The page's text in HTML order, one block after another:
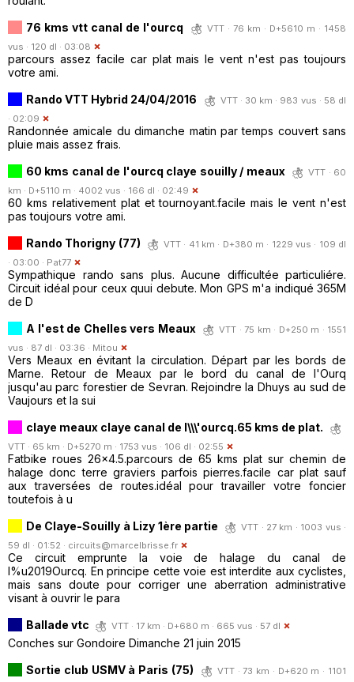
76 kms vtt canal de l'ourcq
VTT · 76 km · D+5610 m · 1458
vus · 120 dl · 03:08
parcours assez facile car plat mais le vent n'est pas toujours
votre ami.
Rando VTT Hybrid 24/04/2016
VTT · 30 km · 983 vus · 58 dl
· 02:09
Randonnée amicale du dimanche matin par temps couvert sans
pluie mais assez frais.
60 kms canal de l'ourcq claye souilly / meaux
VTT · 60
km · D+5110 m · 4002 vus · 166 dl · 02:49
60 kms relativement plat et tournoyant.facile mais le vent n'est
pas toujours votre ami.
Rando Thorigny (77)
VTT · 41 km · D+380 m · 1229 vus · 109 dl
· 03:00 · Pat77
Sympathique rando sans plus. Aucune difficultée particuliére.
Circuit idéal pour ceux quui debute. Mon GPS m'a indiqué 365M
de D
A l'est de Chelles vers Meaux
VTT · 75 km · D+250 m · 1551
vus · 87 dl · 03:36 · Mitou
Vers Meaux en évitant la circulation. Départ par les bords de
Marne. Retour de Meaux par le bord du canal de l'Ourq
jusqu'au parc forestier de Sevran. Rejoindre la Dhuys au sud de
Vaujours et la sui
claye meaux claye canal de l\\\'ourcq.65 kms de plat.
VTT · 65 km · D+5270 m · 1753 vus · 106 dl · 02:55
Fatbike roues 26x4.5.parcours de 65 kms plat sur chemin de
halage donc terre graviers parfois pierres.facile car plat sauf
aux traversées de routes.idéal pour travailler votre foncier
toutefois à u
De Claye-Souilly à Lizy 1ère partie
VTT · 27 km · 1003 vus ·
59 dl · 01:52 · circuits@marcelbrisse.fr
Ce circuit emprunte la voie de halage du canal de
l%u2019Ourcq. En principe cette voie est interdite aux cyclistes,
mais sans doute pour corriger une aberration administrative
visant à ouvrir le para
Ballade vtc
VTT · 17 km · D+680 m · 665 vus · 57 dl
Conches sur Gondoire Dimanche 21 juin 2015
Sortie club USMV à Paris (75)
VTT · 73 km · D+620 m · 1101